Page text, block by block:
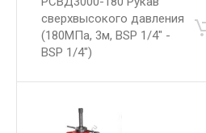
сверхвысокого давления
(180МПа, 3м, BSP 1/4" -
BSP 1/4")